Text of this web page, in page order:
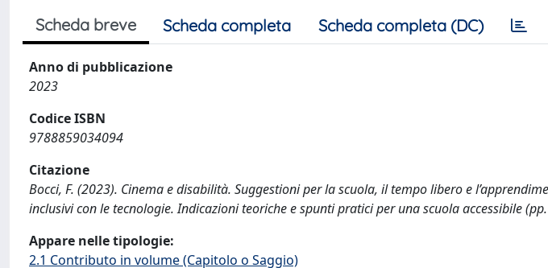
Scheda breve Scheda completa Scheda completa (DC)
Anno di pubblicazione
2023
Codice ISBN
9788859034094
Citazione
Bocci, F. (2023). Cinema e disabilità. Suggestioni per la scuola, il tempo libero e
inclusivi con le tecnologie. Indicazioni teoriche e spunti pratici per una scuola accessibile
Appare nelle tipologie:
2.1 Contributo in volume (Capitolo o Saggio)